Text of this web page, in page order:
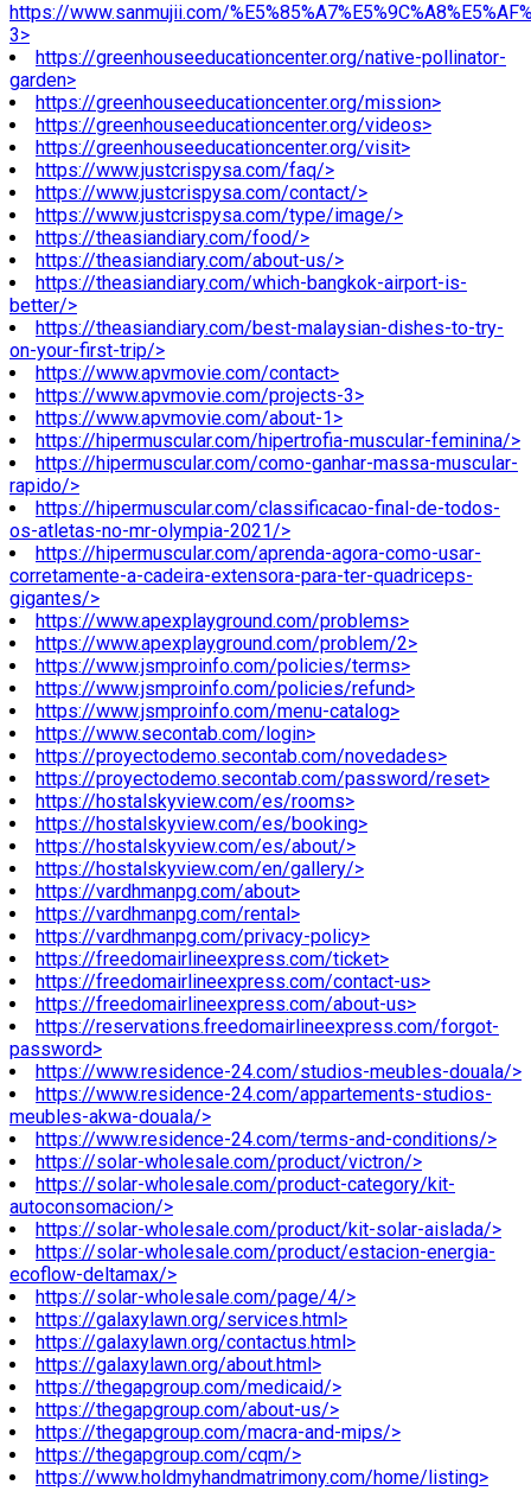
https://www.sanmujii.com/
3>
https://greenhouseeducationcenter.org/native-pollinator-
garden>
https://greenhouseeducationcenter.org/mission>
https://greenhouseeducationcenter.org/videos>
https://greenhouseeducationcenter.org/visit>
https://www.justcrispysa.com/faq/>
https://www.justcrispysa.com/contact/>
https://www.justcrispysa.com/type/image/>
https://theasiandiary.com/food/>
https://theasiandiary.com/about-us/>
https://theasiandiary.com/which-bangkok-airport-is-
better/>
https://theasiandiary.com/best-malaysian-dishes-to-try-
on-your-first-trip/>
https://www.apvmovie.com/contact>
https://www.apvmovie.com/projects-3>
https://www.apvmovie.com/about-1>
https://hipermuscular.com/hipertrofia-muscular-feminina/>
https://hipermuscular.com/como-ganhar-massa-muscular-
rapido/>
https://hipermuscular.com/classificacao-final-de-todos-
os-atletas-no-mr-olympia-2021/>
https://hipermuscular.com/aprenda-agora-como-usar-
corretamente-a-cadeira-extensora-para-ter-quadriceps-
gigantes/>
https://www.apexplayground.com/problems>
https://www.apexplayground.com/problem/2>
https://www.jsmproinfo.com/policies/terms>
https://www.jsmproinfo.com/policies/refund>
https://www.jsmproinfo.com/menu-catalog>
https://www.secontab.com/login>
https://proyectodemo.secontab.com/novedades>
https://proyectodemo.secontab.com/password/reset>
https://hostalskyview.com/es/rooms>
https://hostalskyview.com/es/booking>
https://hostalskyview.com/es/about/>
https://hostalskyview.com/en/gallery/>
https://vardhmanpg.com/about>
https://vardhmanpg.com/rental>
https://vardhmanpg.com/privacy-policy>
https://freedomairlineexpress.com/ticket>
https://freedomairlineexpress.com/contact-us>
https://freedomairlineexpress.com/about-us>
https://reservations.freedomairlineexpress.com/forgot-
password>
https://www.residence-24.com/studios-meubles-douala/>
https://www.residence-24.com/appartements-studios-
meubles-akwa-douala/>
https://www.residence-24.com/terms-and-conditions/>
https://solar-wholesale.com/product/victron/>
https://solar-wholesale.com/product-category/kit-
autoconsomacion/>
https://solar-wholesale.com/product/kit-solar-aislada/>
https://solar-wholesale.com/product/estacion-energia-
ecoflow-deltamax/>
https://solar-wholesale.com/page/4/>
https://galaxylawn.org/services.html>
https://galaxylawn.org/contactus.html>
https://galaxylawn.org/about.html>
https://thegapgroup.com/medicaid/>
https://thegapgroup.com/about-us/>
https://thegapgroup.com/macra-and-mips/>
https://thegapgroup.com/cqm/>
https://www.holdmyhandmatrimony.com/home/listing>